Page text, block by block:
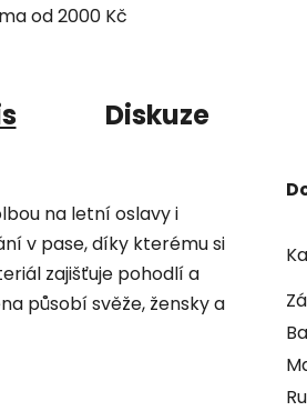
od 2000 Kč
Diskuze
na letní oslavy i
v pase, díky kterému si
zajišťuje pohodlí a
působí svěže, žensky a